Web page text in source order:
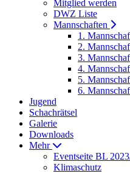
Mitglied werden
DWZ Liste
Mannschaften
1.
2.
3.
4.
5.
6.
Jugend
Schachrätsel
Galerie
Downloads
Mehr
Eventseite BL
Klimaschutz